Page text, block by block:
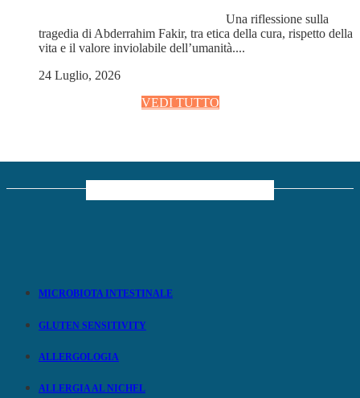
Una riflessione sulla
tragedia di Abderrahim Fakir, tra etica della cura, rispetto della
vita e il valore inviolabile dell’umanità....
24 Luglio, 2026
VEDI TUTTO
MICROBIOTA INTESTINALE
GLUTEN SENSITIVITY
ALLERGOLOGIA
ALLERGIA AL NICHEL